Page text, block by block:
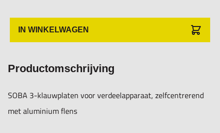
IN WINKELWAGEN
Productomschrijving
SOBA 3-klauwplaten voor verdeelapparaat, zelfcentrerend
met aluminium flens